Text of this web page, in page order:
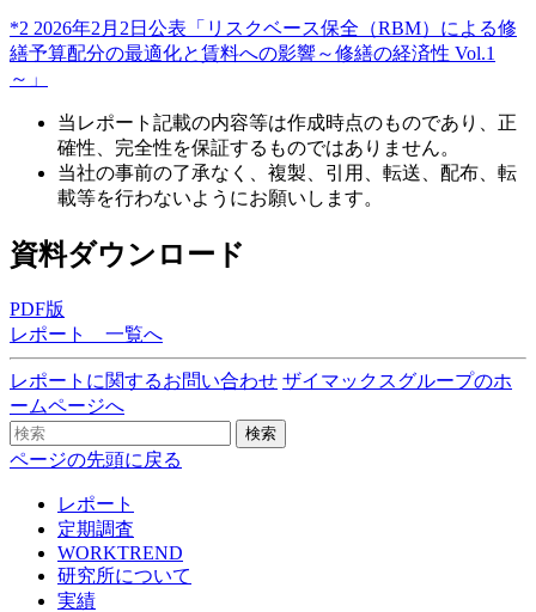
*2 2026年2月2日公表「リスクベース保全（RBM）による修
繕予算配分の最適化と賃料への影響～修繕の経済性 Vol.1
～」
当レポート記載の内容等は作成時点のものであり、正
確性、完全性を保証するものではありません。
当社の事前の了承なく、複製、引用、転送、配布、転
載等を行わないようにお願いします。
資料ダウンロード
PDF版
レポート 一覧へ
レポートに関するお問い合わせ ザイマックスグループのホ
ームページへ
検索
ページの先頭に戻る
レポート
定期調査
WORKTREND
研究所について
実績